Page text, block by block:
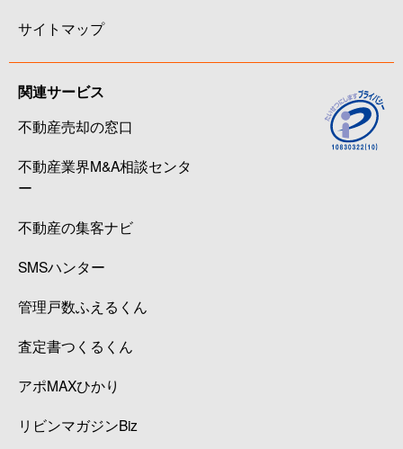
サイトマップ
関連サービス
不動産売却の窓口
不動産業界M&A相談センタ
ー
不動産の集客ナビ
SMSハンター
管理戸数ふえるくん
査定書つくるくん
アポMAXひかり
リビンマガジンBiz